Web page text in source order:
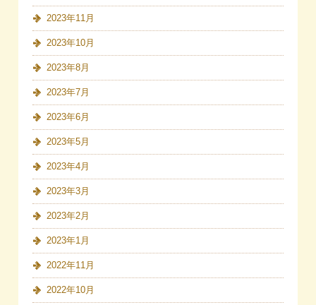
2023年11月
2023年10月
2023年8月
2023年7月
2023年6月
2023年5月
2023年4月
2023年3月
2023年2月
2023年1月
2022年11月
2022年10月